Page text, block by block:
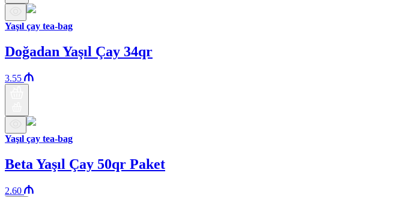
Yaşıl çay tea-bag
Doğadan Yaşıl Çay 34qr
3.55
Yaşıl çay tea-bag
Beta Yaşıl Çay 50qr Paket
2.60